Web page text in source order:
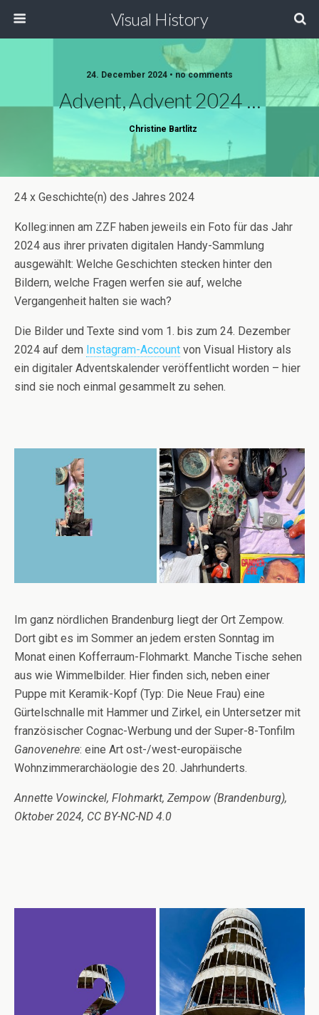
Visual History
24. December 2024 • no comments
Advent, Advent 2024 …
Christine Bartlitz
24 x Geschichte(n) des Jahres 2024
Kolleg:innen am ZZF haben jeweils ein Foto für das Jahr
2024 aus ihrer privaten digitalen Handy-Sammlung
ausgewählt: Welche Geschichten stecken hinter den
Bildern, welche Fragen werfen sie auf, welche
Vergangenheit halten sie wach?
Die Bilder und Texte sind vom 1. bis zum 24. Dezember
2024 auf dem Instagram-Account von Visual History als
ein digitaler Adventskalender veröffentlicht worden – hier
sind sie noch einmal gesammelt zu sehen.
Im ganz nördlichen Brandenburg liegt der Ort Zempow.
Dort gibt es im Sommer an jedem ersten Sonntag im
Monat einen Kofferraum-Flohmarkt. Manche Tische sehen
aus wie Wimmelbilder. Hier finden sich, neben einer
Puppe mit Keramik-Kopf (Typ: Die Neue Frau) eine
Gürtelschnalle mit Hammer und Zirkel, ein Untersetzer mit
französischer Cognac-Werbung und der Super-8-Tonfilm
Ganovenehre: eine Art ost-/west-europäische
Wohnzimmerarchäologie des 20. Jahrhunderts.
Annette Vowinckel, Flohmarkt, Zempow (Brandenburg),
Oktober 2024, CC BY-NC-ND 4.0